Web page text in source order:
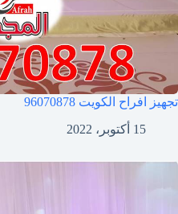
تجهيز افراح الكويت 96070878
15 أكتوبر، 2022